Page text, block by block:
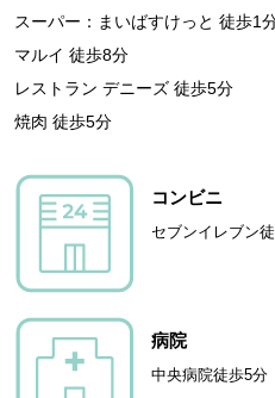
スーパー：まいばすけっと 徒歩1
マルイ 徒歩8分
レストラン デニーズ 徒歩5分
焼肉 徒歩5分
コンビニ
セブンイレブン
病院
中央病院徒歩5分